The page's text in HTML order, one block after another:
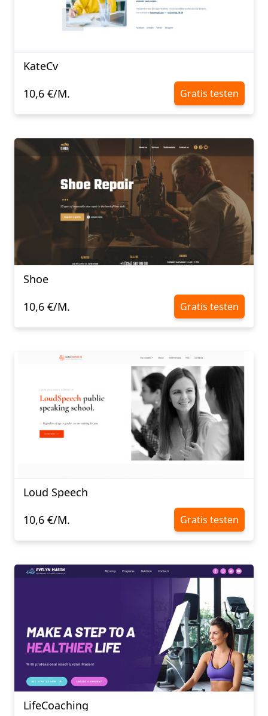
KateCv
10,6 €/M.
Gratis testen
Shoe
10,6 €/M.
Gratis testen
Loud Speech
10,6 €/M.
Gratis testen
LifeCoaching